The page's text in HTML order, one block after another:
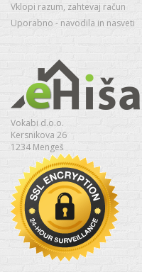
Vklopi razum, zahtevaj račun
Uporabno - navodila in nasveti
Vokabi d.o.o.
Kersnikova 26
1234 Mengeš